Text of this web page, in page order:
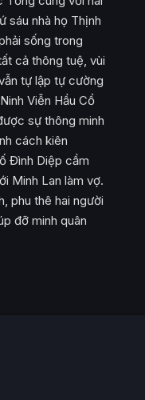
sáu nhà họ Thịnh
sống trong
cả thông tuệ, vùi
tự lập tự cường
Viễn Hầu Cổ
sự thông minh
cách kiên
Đình Diệp cầm
Minh Lan làm vợ.
phu thê hai người
đỡ minh quân